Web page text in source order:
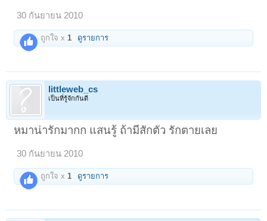
30 กันยายน 2010
ถูกใจ x1 ดูรายการ
littleweb_cs
เป็นที่รู้จักกันดี
หมาน่ารักมากก แสนรู้ ถ้ามีสักตัว รักตายเลย
30 กันยายน 2010
ถูกใจ x 1 ดูรายการ